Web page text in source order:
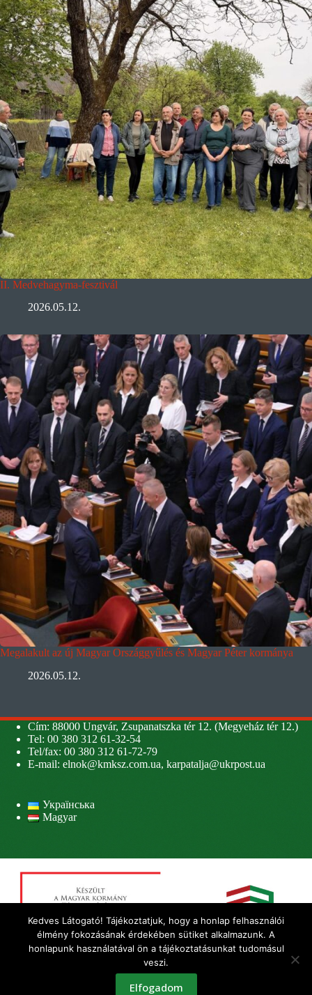
II. Medvehagyma-fesztivál
2026.05.12.
Megalakult az új Magyar Országgyűlés és Magyar Péter kormánya
2026.05.12.
Cím: 88000 Ungvár, Zsupanatszka tér 12. (Megyeház tér 12.)
Tel: 00 380 312 61-32-54
Tel/fax: 00 380 312 61-72-79
E-mail: elnok@kmksz.com.ua, karpatalja@ukrpost.ua
Українська
Magyar
Kedves Látogató! Tájékoztatjuk, hogy a honlap felhasználói
élmény fokozásának érdekében sütiket alkalmazunk. A
honlapunk használatával ön a tájékoztatásunkat tudomásul
veszi.
Elfogadom